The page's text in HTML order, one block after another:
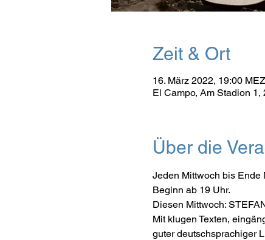
Zeit & Ort
16. März 2022, 19:00 MEZ
El Campo, Am Stadion
Über die
Jeden Mittwoch bis Ende
Beginn ab 19 Uhr.
Diesen Mittwoch:
Mit klugen Texten,
guter deutschsprachiger